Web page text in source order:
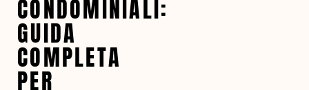
CONDOMINIALI:
GUIDA
COMPLETA
PER